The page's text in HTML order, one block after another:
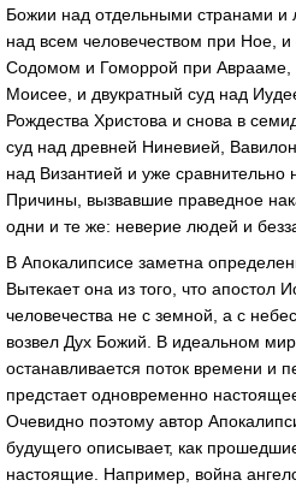
Божии над отдельными странами
над всем человечеством при Ное,
Содомом и Гоморрой при Аврааме,
Моисее, и двукратный суд над
Рождества Христова и снова в
суд над древней Ниневией,
над Византией и уже
Причины, вызвавшие праведное
одни и те же: неверие людей и
В Апокалипсисе заметна
Вытекает она из того, что апостол
человечества не с земной, а с
возвел Дух Божий. В идеальном
останавливается поток времени и
предстает одновременно
Очевидно поэтому автор
будущего описывает, как
настоящие. Например, война